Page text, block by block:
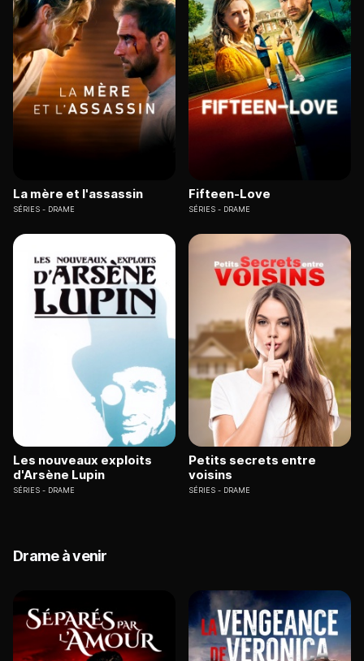
La mère et l'assassin
SÉRIES DRAME
Fifteen-Love
SÉRIES DRAME
Les nouveaux exploits
d'Arsène Lupin
SÉRIES DRAME
Petits secrets entre
voisins
SÉRIES DRAME
Drame à venir